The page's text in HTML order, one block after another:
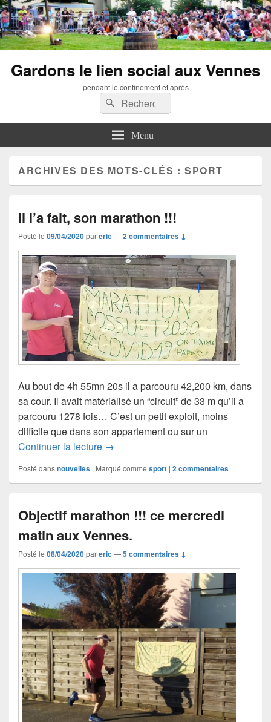
Gardons le lien social aux Vennes
pendant le confinement et après
Recherche :
Rechercher
Menu
ARCHIVES DES MOTS-CLÉS :SPORT
Il l’a fait, son marathon !!!
Posté le 09/04/2020pareric —2 commentaires ↓
Au bout de 4h 55mn 20s il a parcouru 42,200 km, dans
sa cour. Il avait matérialisé un “circuit” de 33 m qu’il a
parcouru 1278 fois… C’est un petit exploit, moins
difficile que dans son appartement ou sur un
Continuer la lecture Il l’a fait, son marathon !!!
→
Posté dansnouvelles | Marqué comme sport | 2commentaires
Objectif marathon !!! ce mercredi
matin aux Vennes.
Posté le 08/04/2020pareric —5 commentaires ↓